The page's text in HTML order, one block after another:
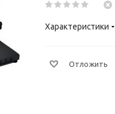
Характеристики
Отложить